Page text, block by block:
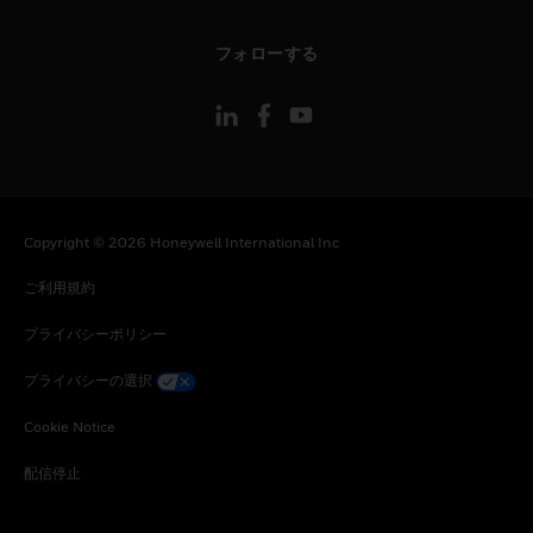
フォローする
Copyright © 2026 Honeywell International Inc
ご利用規約
プライバシーポリシー
プライバシーの選択
Cookie Notice
配信停止